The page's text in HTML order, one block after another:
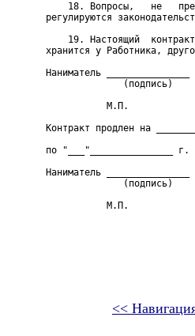
18. Вопросы,   не
регулируются
19. Настоящий
хранится у Работника,
Наниматель
(подпись)
            М.П.
Контракт продлен на
по "___"_______________ г.
Наниматель
(подпись)
            М.П.
<<